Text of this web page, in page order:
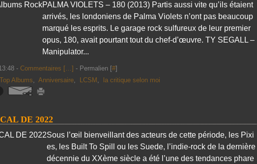
PALMA VIOLETS – 180 (2013) Partis aussi vite qu’ils étaient
arrivés, les londoniens de Palma Violets n’ont pas beaucoup
marqué les esprits. Le garage rock sulfureux de leur premier
opus, 180, avait pourtant tout du chef-d’œuvre. TY SEGALL –
Manipulator...
- Commentaires […] - Permalien [#]
Top Albums, Anniversaire, LCSM , la critique selon moi
DE 2022
Sous l’œil bienveillant des acteurs de cette période, les Pixi
es, les Built To Spill ou les Suede, l’indie-rock de la dernière
décennie du XXème siècle a été l’une des tendances phare